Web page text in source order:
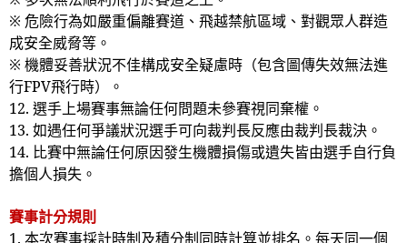
※ 危險行為如嚴重偏離賽道、飛越禁航區域、對觀眾人群造
成安全威脅等。
※ 機體妥善狀況不佳構成安全疑慮時（包含圖傳失效無法進
行FPV飛行時）。
12. 選手上場賽事無論任何問題未參賽視同棄權。
13. 如遇任何爭議狀況選手可向裁判長反應由裁判長裁決。
14. 比賽中無論任何原因發生機體損傷或遺失皆由選手自行負
擔個人損失。
賽事計分規則
1. 本次賽事採計時制及積分制同時計算並排名。每天同一個